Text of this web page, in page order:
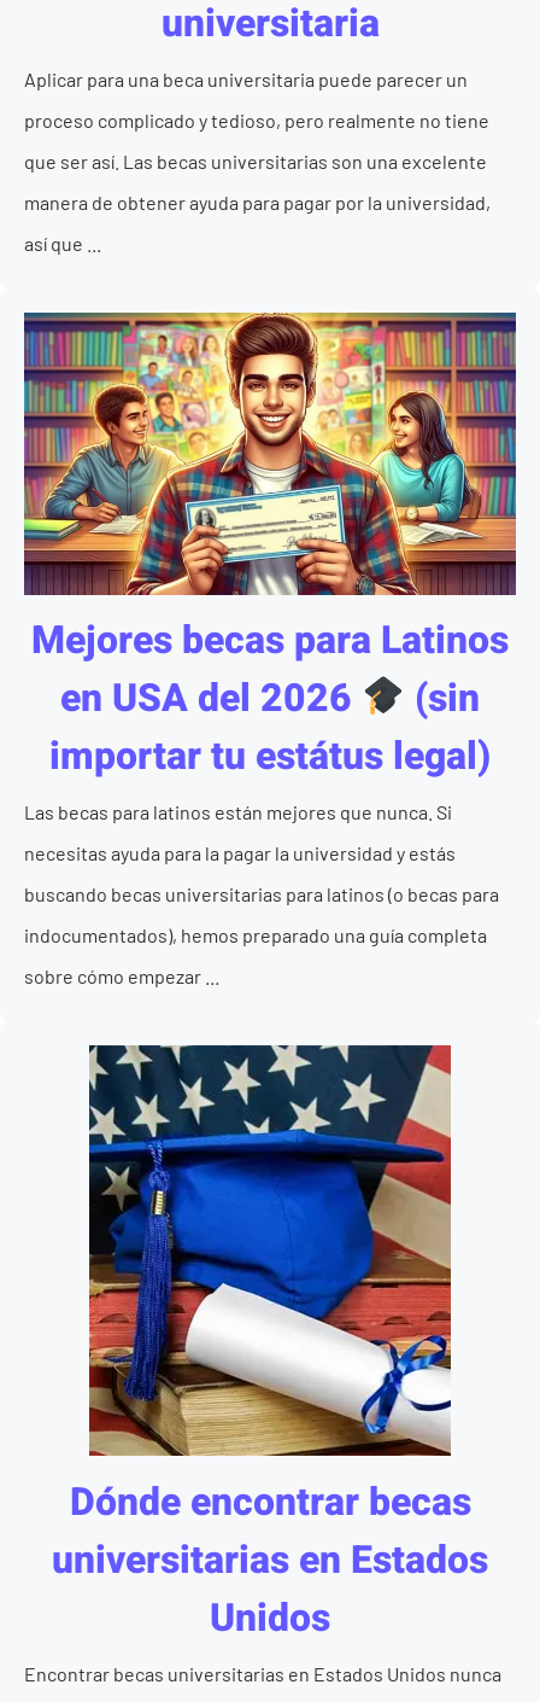
universitaria
Aplicar para una beca universitaria puede parecer un
proceso complicado y tedioso, pero realmente no tiene
que ser así. Las becas universitarias son una excelente
manera de obtener ayuda para pagar por la universidad,
así que ...
Mejores becas para Latinos
en USA del 2026
(sin
importar tu estátus legal)
Las becas para latinos están mejores que nunca. Si
necesitas ayuda para la pagar la universidad y estás
buscando becas universitarias para latinos (o becas para
indocumentados), hemos preparado una guía completa
sobre cómo empezar ...
Dónde encontrar becas
universitarias en Estados
Unidos
Encontrar becas universitarias en Estados Unidos nunca